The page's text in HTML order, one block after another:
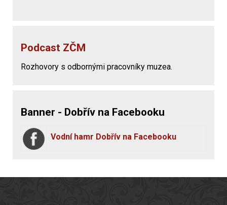
Podcast ZČM
Rozhovory s odbornými pracovníky muzea.
Banner - Dobřív na Facebooku
Vodní hamr Dobřív na Facebooku